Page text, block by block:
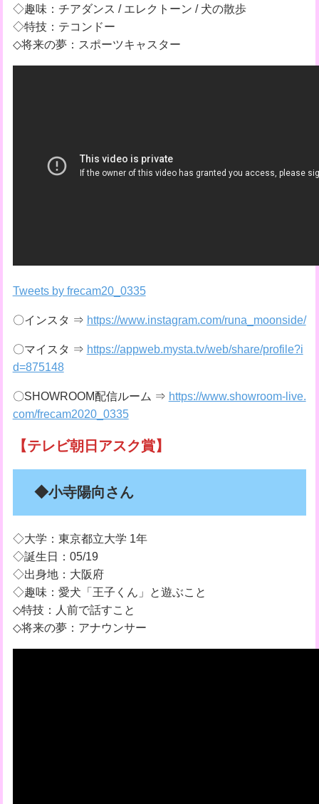
◇趣味：チアダンス / エレクトーン / 犬の散歩
◇特技：テコンドー
◇将来の夢：スポーツキャスター
Tweets by frecam20_0335
〇インスタ ⇒ https://www.instagram.com/runa_moonside/
〇マイスタ ⇒ https://appweb.mysta.tv/web/share/profile?i
d=875148
〇SHOWROOM配信ルーム ⇒ https://www.showroom-live.
com/frecam2020_0335
【テレビ朝日アスク賞】
◆小寺陽向さん
◇大学：東京都立大学 1年
◇誕生日：05/19
◇出身地：大阪府
◇趣味：愛犬「王子くん」と遊ぶこと
◇特技：人前で話すこと
◇将来の夢：アナウンサー